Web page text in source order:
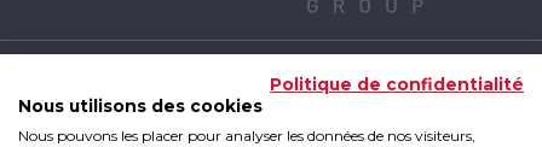
Politique de confidentialité
Nous utilisons des cookies
Nous pouvons les placer pour analyser les données de nos visiteurs,